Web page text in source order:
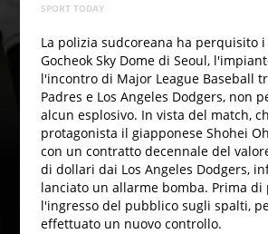
SPORT TODAY
La polizia sudcoreana ha perquisito
Gocheok Sky Dome di Seoul,
l'incontro di Major League Baseball
Padres e Los Angeles Dodgers, non
alcun esplosivo. In vista del match,
protagonista il giapponese Shohei
con un contratto decennale del
di dollari dai Los Angeles Dodgers,
lanciato un allarme bomba. Prima di
l'ingresso del pubblico sugli spalti,
effettuato un nuovo controllo.